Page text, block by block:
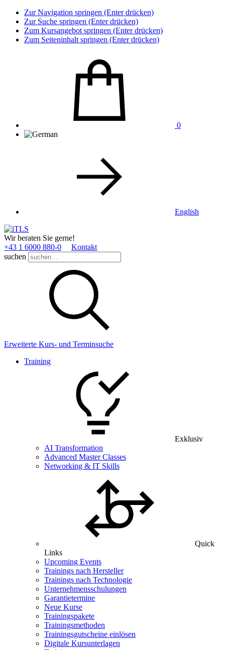
Zur Navigation springen (Enter drücken)
Zur Suche springen (Enter drücken)
Zum Kursangebot springen (Enter drücken)
Zum Seiteninhalt springen (Enter drücken)
0
English
Wir beraten Sie gerne!
+43 1 6000 880­-0
Kontakt
suchen
Erweiterte Kurs- und Terminsuche
Training
Exklusiv
AI Transformation
Advanced Master Classes
Networking & IT Skills
Quick
Links
Upcoming Events
Trainings nach Hersteller
Trainings nach Technologie
Unternehmensschulungen
Garantietermine
Neue Kurse
Trainingspakete
Trainingsmethoden
Trainingsgutscheine einlösen
Digitale Kursunterlagen